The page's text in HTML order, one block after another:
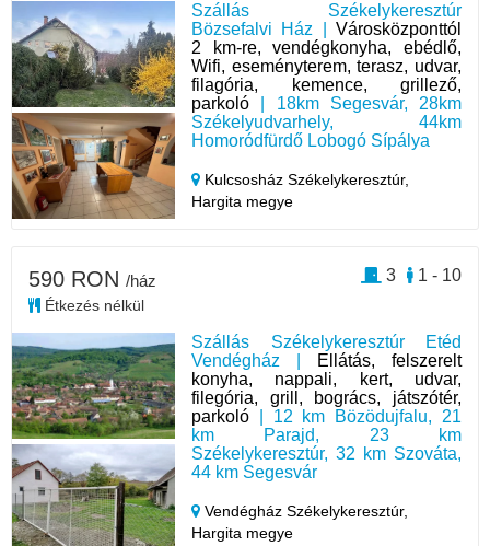
Szállás Székelykeresztúr
Bözsefalvi Ház | Városközponttól
2 km-re, vendégkonyha, ebédlő,
Wifi, eseményterem, terasz, udvar,
filagória, kemence, grillező,
parkoló | 18km Segesvár, 28km
Székelyudvarhely, 44km
Homoródfürdő Lobogó Sípálya
Kulcsosház Székelykeresztúr,
Hargita megye
Szállás Székelykeresztúr Etéd
Vendégház |
Ellátás, felszerelt
konyha, nappali, kert, udvar,
filegória, grill, bogrács, játszótér,
parkoló | 12 km Bözödujfalu, 21
km Parajd, 23 km
Székelykeresztúr, 32 km Szováta,
44 km Segesvár
Vendégház Székelykeresztúr,
Hargita megye
590 RON /ház
Étkezés nélkül
1 - 10
3